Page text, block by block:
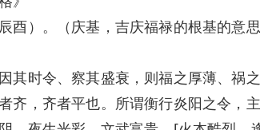
酉）。（庆基，吉庆福禄的根基的意
时令、察其盛衰，则福之厚薄、祸
，齐者平也。所谓衡行炎阳之令，主